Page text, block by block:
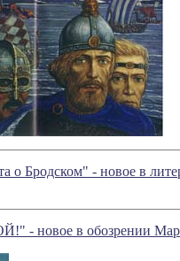
о Бродском" - новое в
- новое в обозрении